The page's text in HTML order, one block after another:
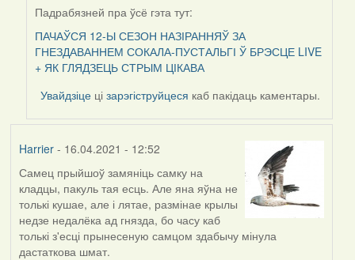
Падрабязней пра ўсё гэта тут:
ПАЧАЎСЯ 12-Ы СЕЗОН НАЗІРАННЯЎ ЗА
ГНЕЗДАВАННЕМ СОКАЛА-ПУСТАЛЬГІ Ў БРЭСЦЕ LIVE
+ ЯК ГЛЯДЗЕЦЬ СТРЫМ ЦІКАВА
Увайдзіце цізарэгіструйцеся каб пакідаць каментары.
Harrier- 16.04.2021 - 12:52
Самец прыйшоў замяніць самку на
кладцы, пакуль тая есць. Але яна яўна не
толькі кушае, але і лятае, размінае крылы
недзе недалёка ад гнязда, бо часу каб
толькі з'есці прынесеную самцом здабычу мінула
дастаткова шмат.